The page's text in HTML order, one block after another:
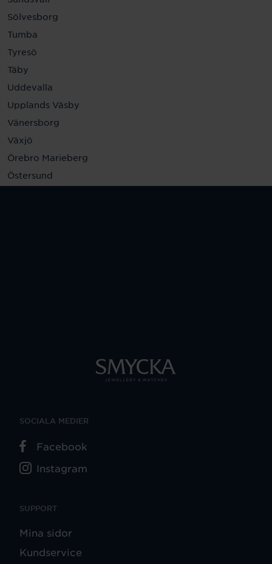
Sölvesborg
Tumba
Tyresö
Täby
Uddevalla
Upplands Väsby
Vänersborg
Växjö
Örebro Marieberg
Östersund
SUPPORT
Mina sidor
Kundservice
SOCIALA MEDIER
Facebook
Instagram